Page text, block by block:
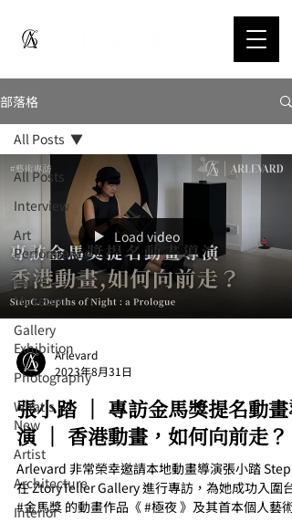
部落格
All Posts
Interview
Art
Performance
Fair &
Museum
Gallery
Exhibition
Photography
What's
New
Artist
Architecture
Interior
All Posts
Load video
Arlevard
2023年8月31日
張小踏 │ 專訪金馬獎提名動畫
演 │ 香港動畫，如何向前走？
Arlevard 非常榮幸邀請本地動畫導演張小踏 Step
在 ZtoryTeller Gallery 進行專訪，為她成功入圍台
#金馬獎 的動畫作品《 #極夜 》及其首本個人藝術